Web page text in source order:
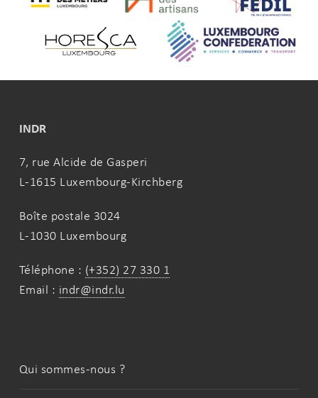
INDR
7, rue Alcide de Gasperi
L-1615 Luxembourg-Kirchberg
Boîte postale 3024
L-1030 Luxembourg
Téléphone : (+352) 27 330 1
Email : indr@indr.lu
Qui sommes-nous ?